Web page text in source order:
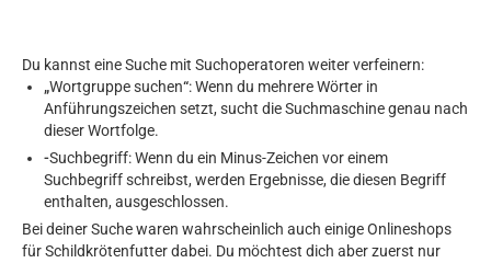
Du kannst eine Suche mit Suchoperatoren weiter verfeinern:
„Wortgruppe suchen“: Wenn du mehrere Wörter in
Anführungszeichen setzt, sucht die Suchmaschine genau nach
dieser Wortfolge.
-Suchbegriff: Wenn du ein Minus-Zeichen vor einem
Suchbegriff schreibst, werden Ergebnisse, die diesen Begriff
enthalten, ausgeschlossen.
Bei deiner Suche waren wahrscheinlich auch einige Onlineshops
für Schildkrötenfutter dabei. Du möchtest dich aber zuerst nur